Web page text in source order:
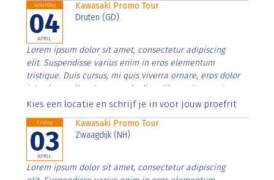
Saturday
04
APRIL
Kawasaki Promo Tour
Druten (GD)
Lorem ipsum dolor sit amet, consectetur adipiscing
elit. Suspendisse varius enim in eros elementum
tristique. Duis cursus, mi quis viverra ornare, eros dolor
interdum nulla, ut commodo diam libero vitae erat.
Aenean faucibus nibh et justo cursus id rutrum lorem
Kies een locatie en schrijf je in voor jouw proefrit
Friday
03
APRIL
Kawasaki Promo Tour
Zwaagdijk (NH)
Lorem ipsum dolor sit amet, consectetur adipiscing